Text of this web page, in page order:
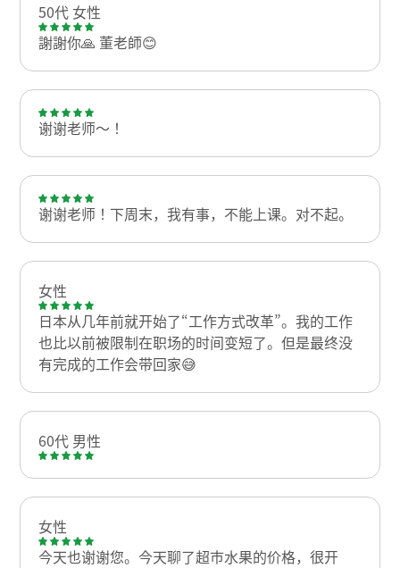
50代 女性
謝謝你🙏 董老師😊
谢谢老师～！
谢谢老师！下周末，我有事，不能上课。对不起。
女性
日本从几年前就开始了“工作方式改革”。我的工作
也比以前被限制在职场的时间变短了。但是最终没
有完成的工作会带回家😅
60代 男性
女性
今天也谢谢您。今天聊了超市水果的价格，很开